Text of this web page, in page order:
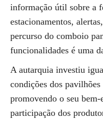
informação útil sobre a
estacionamentos,
percurso do comboio
funcionalidades é uma
A autarquia investiu
condições dos
promovendo o seu
participação dos